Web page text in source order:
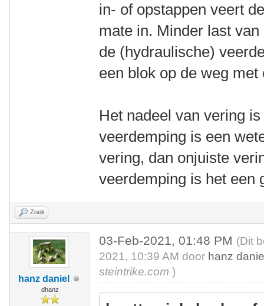
in- of opstappen veert
mate in. Minder last
de (hydraulische)
een blok op de weg
Het nadeel van vering
veerdemping is een
vering, dan onjuiste
veerdemping is het een
Zoek
hanz daniel
dhanz
03-Feb-2021, 01:48 PM (Dit
2021, 10:39 AM door hanz
steintrike.com )